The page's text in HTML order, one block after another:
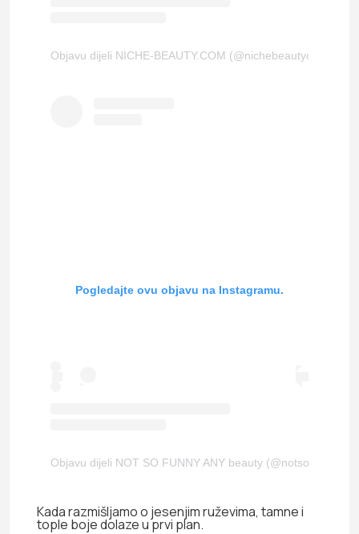
Objavu dijeli NICHE-BEAUTY.COM (@nichebeautyofficial)
Pogledajte ovu objavu na Instagramu.
Objavu dijeli NOT SO FUNNY ANY beauty
Kada razmišljamo o jesenjim ruževima, tamne i
tople boje dolaze u prvi plan.